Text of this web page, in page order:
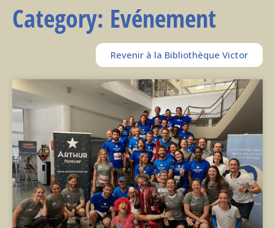
Category: Evénement
Revenir à la Bibliothèque Victor